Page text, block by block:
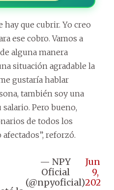
hay que cubrir. Yo creo
ese cobro. Vamos a
alguna manera
situación agradable la
gustaría hablar
también soy una
Pero bueno,
de todos los
reforzó.
— NPY
Oficial
(@npyoficial)
June
9,
2025